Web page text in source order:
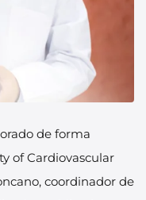
de forma
of Cardiovascular
coordinador de